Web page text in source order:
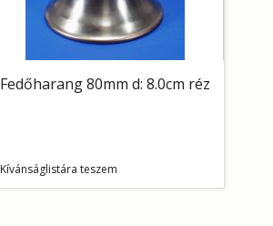
Fedőharang 80mm d: 8.0cm réz
Kívánságlistára teszem